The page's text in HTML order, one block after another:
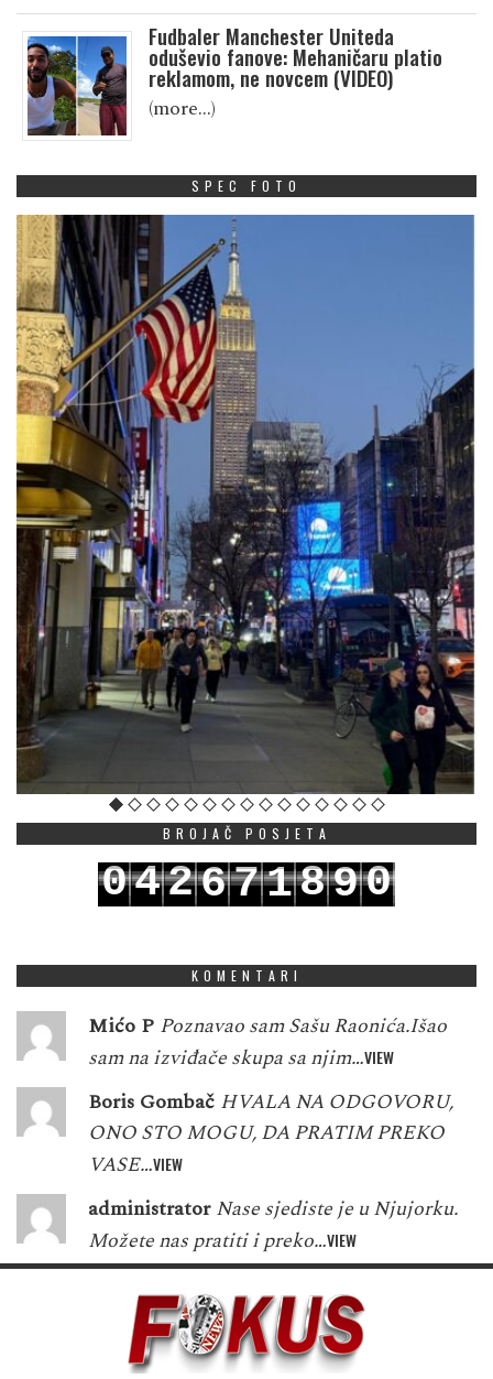
Fudbaler Manchester Uniteda
oduševio fanove: Mehaničaru platio
reklamom, ne novcem (VIDEO)
(more…)
SPEC FOTO
BROJAČ POSJETA
042671890
KOMENTARI
Mićo P Poznavao sam Sašu Raonića.Išao
sam na izviđače skupa sa njim…VIEW
Boris Gombač HVALA NA ODGOVORU,
ONO STO MOGU, DA PRATIM PREKO
VASE…VIEW
administrator Nase sjediste je u Njujorku.
Možete nas pratiti i preko…VIEW